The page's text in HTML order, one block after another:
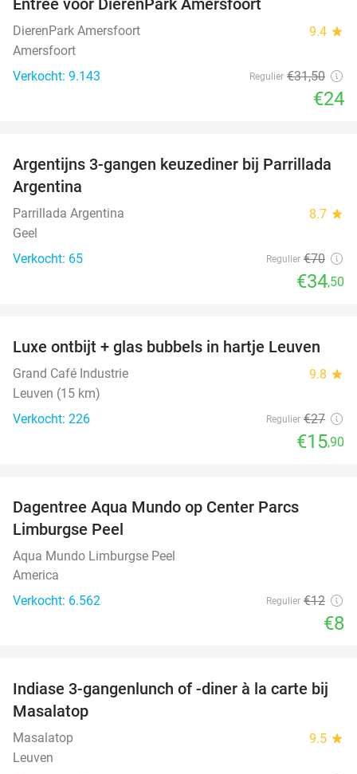
DierenPark Amersfoort 9.4 star
Amersfoort
Verkocht: 9.143
Regulier €31,50
€24
51%
Argentijns 3-gangen keuzediner bij Parrillada
Argentina
Parrillada Argentina 8.7 star
Geel
Verkocht: 65
Regulier €70
€34,50
41%
Luxe ontbijt + glas bubbels in hartje Leuven
Grand Café Industrie 9.8 star
Leuven (15 km)
Verkocht: 226
Regulier €27
€15,90
Dagentree Aqua Mundo op Center Parcs
Limburgse Peel
Aqua Mundo Limburgse Peel
America
Verkocht: 6.562
Regulier €12
€8
43%
Indiase 3-gangenlunch of -diner à la carte bij
Masalatop
Masalatop 9.5 star
Leuven